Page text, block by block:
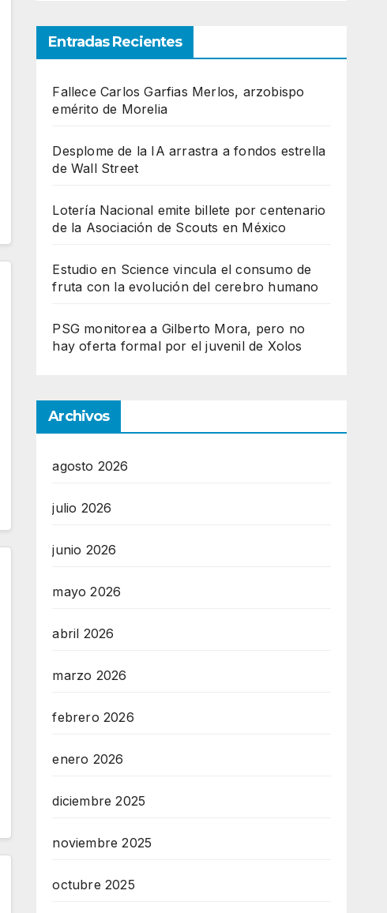
Entradas Recientes
Fallece Carlos Garfias Merlos, arzobispo
emérito de Morelia
Desplome de la IA arrastra a fondos estrella
de Wall Street
Lotería Nacional emite billete por centenario
de la Asociación de Scouts en México
Estudio en Science vincula el consumo de
fruta con la evolución del cerebro humano
PSG monitorea a Gilberto Mora, pero no
hay oferta formal por el juvenil de Xolos
Archivos
agosto 2026
julio 2026
junio 2026
mayo 2026
abril 2026
marzo 2026
febrero 2026
enero 2026
diciembre 2025
noviembre 2025
octubre 2025